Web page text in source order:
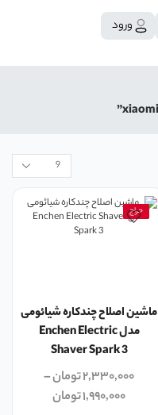
ورود
حراج
ماشین اصلاح چندکاره شیائومی
مدل Enchen Electric
Shaver Spark 3
۲,۳۳۰,۰۰۰تومان–
۱,۹۹۰,۰۰۰تومان